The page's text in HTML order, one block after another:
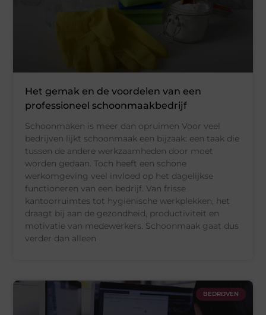
Het gemak en de voordelen van een
professioneel schoonmaakbedrijf
Schoonmaken is meer dan opruimen Voor veel
bedrijven lijkt schoonmaak een bijzaak: een taak die
tussen de andere werkzaamheden door moet
worden gedaan. Toch heeft een schone
werkomgeving veel invloed op het dagelijkse
functioneren van een bedrijf. Van frisse
kantoorruimtes tot hygiënische werkplekken, het
draagt bij aan de gezondheid, productiviteit en
motivatie van medewerkers. Schoonmaak gaat dus
verder dan alleen
BEDRIJVEN